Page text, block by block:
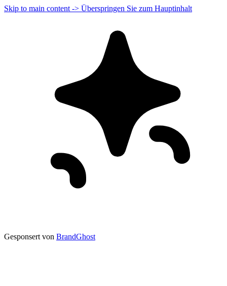
Skip to main content -> Überspringen Sie zum Hauptinhalt
Gesponsert von BrandGhost